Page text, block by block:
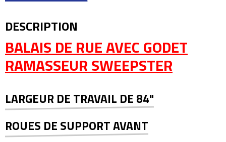
DESCRIPTION
BALAIS DE RUE AVEC GODET
RAMASSEUR SWEEPSTER
LARGEUR DE TRAVAIL DE 84"
ROUES DE SUPPORT AVANT